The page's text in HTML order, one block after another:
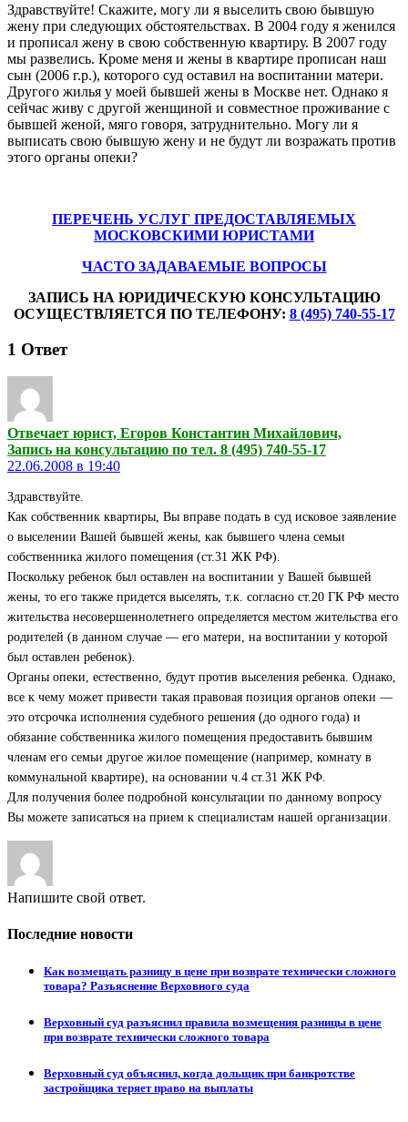
Здравствуйте! Скажите, могу ли я выселить свою бывшую
жену при следующих обстоятельствах. В 2004 году я женился
и прописал жену в свою собственную квартиру. В 2007 году
мы развелись. Кроме меня и жены в квартире прописан наш
сын (2006 г.р.), которого суд оставил на воспитании матери.
Другого жилья у моей бывшей жены в Москве нет. Однако я
сейчас живу с другой женщиной и совместное проживание с
бывшей женой, мяго говоря, затруднительно. Могу ли я
выписать свою бывшую жену и не будут ли возражать против
этого органы опеки?
ПЕРЕЧЕНЬ УСЛУГ ПРЕДОСТАВЛЯЕМЫХ
МОСКОВСКИМИ ЮРИСТАМИ
ЧАСТО ЗАДАВАЕМЫЕ ВОПРОСЫ
ЗАПИСЬ НА ЮРИДИЧЕСКУЮ КОНСУЛЬТАЦИЮ
ОСУЩЕСТВЛЯЕТСЯ ПО ТЕЛЕФОНУ: 8 (495) 740-55-17
1 Ответ
Отвечает юрист, Егоров Константин Михайлович,
Запись на консультацию по тел. 8 (495) 740-55-17
22.06.2008 в 19:40
Здравствуйте.
Как собственник квартиры, Вы вправе подать в суд исковое заявление
о выселении Вашей бывшей жены, как бывшего члена семьи
собственника жилого помещения (ст.31 ЖК РФ).
Поскольку ребенок был оставлен на воспитании у Вашей бывшей
жены, то его также придется выселять, т.к. согласно ст.20 ГК РФ место
жительства несовершеннолетнего определяется местом жительства его
родителей (в данном случае — его матери, на воспитании у которой
был оставлен ребенок).
Органы опеки, естественно, будут против выселения ребенка. Однако,
все к чему может привести такая правовая позиция органов опеки —
это отсрочка исполнения судебного решения (до одного года) и
обязание собственника жилого помещения предоставить бывшим
членам его семьи другое жилое помещение (например, комнату в
коммунальной квартире), на основании ч.4 ст.31 ЖК РФ.
Для получения более подробной консультации по данному вопросу
Вы можете записаться на прием к специалистам нашей организации.
Напишите свой ответ.
Последние новости
Как возмещать разницу в цене при возврате технически сложного
товара? Разъяснение Верховного суда
Верховный суд разъяснил правила возмещения разницы в цене
при возврате технически сложного товара
Верховный суд объяснил, когда дольщик при банкротстве
застройщика теряет право на выплаты